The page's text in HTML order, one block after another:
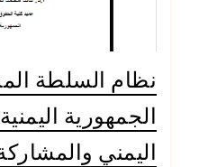
نظام السلطة
الجمهورية
اليمني